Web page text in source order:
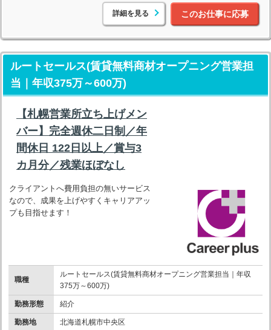
詳細を見る このお仕事に応募
ルートセールス(賃貸無料商材オープニング営業担
当｜年収375万～600万)
【札幌営業所立ち上げメン
バー】完全週休二日制／年
間休日 122日以上／賞与3
カ月分／残業ほぼなし
クライアントへ費用負担の無いサービス
なので、成果を上げやすくキャリアアッ
プも目指せます！
職種
ルートセールス(賃貸無料商材オープニング営業担当｜年収
375万～600万)
勤務形態 紹介
勤務地 北海道札幌市中央区